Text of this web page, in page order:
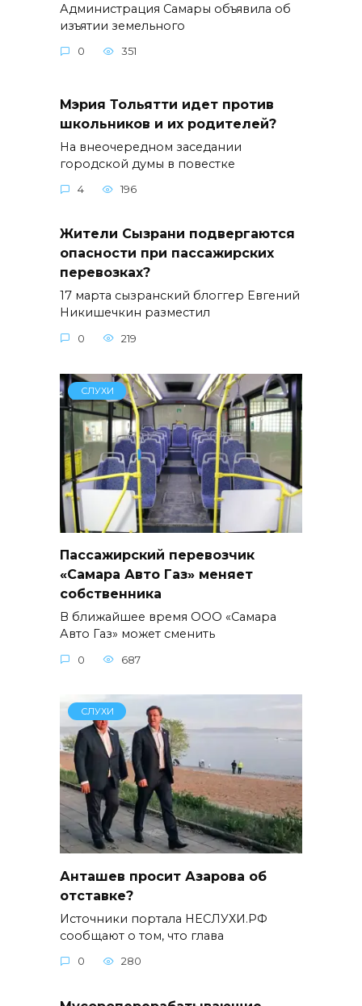
Администрация Самары объявила об
изъятии земельного
0 351
Мэрия Тольятти идет против
школьников и их родителей?
На внеочередном заседании
городской думы в повестке
4 196
Жители Сызрани подвергаются
опасности при пассажирских
перевозках?
17 марта сызранский блоггер Евгений
Никишечкин разместил
0 219
СЛУХИ
Пассажирский перевозчик
«Самара Авто Газ» меняет
собственника
В ближайшее время ООО «Самара
Авто Газ» может сменить
0 687
СЛУХИ
Анташев просит Азарова об
отставке?
Источники портала НЕСЛУХИ.РФ
сообщают о том, что глава
0 280